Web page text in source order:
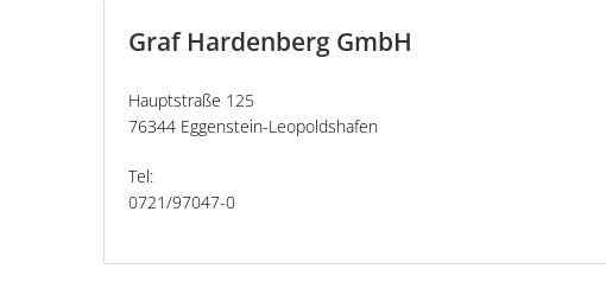
Graf Hardenberg GmbH
Hauptstraße 125
76344 Eggenstein-Leopoldshafen
Tel:
0721/97047-0